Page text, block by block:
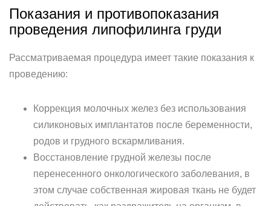
Показания и противопоказания
проведения липофилинга груди
Рассматриваемая процедура имеет такие показания к
проведению:
Коррекция молочных желез без использования
силиконовых имплантатов после беременности,
родов и грудного вскармливания.
Восстановление грудной железы после
перенесенного онкологического заболевания, в
этом случае собственная жировая ткань не будет